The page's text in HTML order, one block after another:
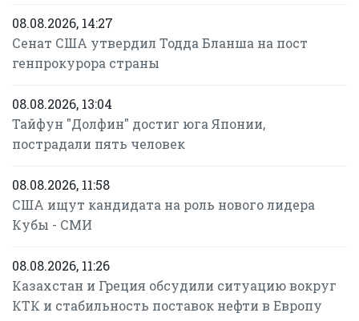
08.08.2026, 14:27
Сенат США утвердил Тодда Бланша на пост
генпрокурора страны
08.08.2026, 13:04
Тайфун "Долфин" достиг юга Японии,
пострадали пять человек
08.08.2026, 11:58
США ищут кандидата на роль нового лидера
Кубы - СМИ
08.08.2026, 11:26
Казахстан и Греция обсудили ситуацию вокруг
КТК и стабильность поставок нефти в Европу